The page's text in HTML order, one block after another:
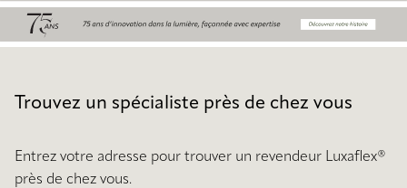
Trouvez un spécialiste près de chez vous
Entrez votre adresse pour trouver un revendeur Luxaflex®
près de chez vous.